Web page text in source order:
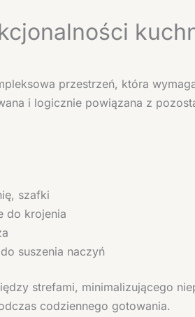
przestrzeń, która
i logicznie powiązana z
szafki
do krojenia
suszenia naczyń
strefami, minimalizującego
codziennego gotowania.